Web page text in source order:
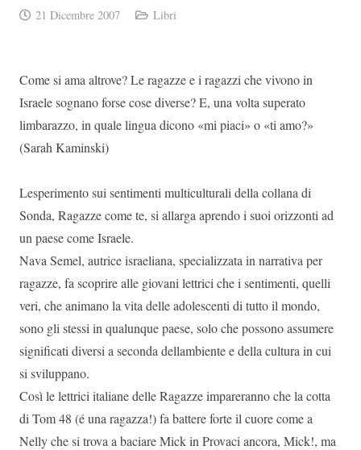
21 Dicembre 2007 Libri
Come si ama altrove? Le ragazze e i ragazzi che vivono in
Israele sognano forse cose diverse? E, una volta superato
limbarazzo, in quale lingua dicono «mi piaci» o «ti amo?»
(Sarah Kaminski)
Lesperimento sui sentimenti multiculturali della collana di
Sonda, Ragazze come te, si allarga aprendo i suoi orizzonti ad
un paese come Israele.
Nava Semel, autrice israeliana, specializzata in narrativa per
ragazze, fa scoprire alle giovani lettrici che i sentimenti, quelli
veri, che animano la vita delle adolescenti di tutto il mondo,
sono gli stessi in qualunque paese, solo che possono assumere
significati diversi a seconda dellambiente e della cultura in cui
si sviluppano.
Così le lettrici italiane delle Ragazze impareranno che la cotta
di Tom 48 (é una ragazza!) fa battere forte il cuore come a
Nelly che si trova a baciare Mick in Provaci ancora, Mick!, ma